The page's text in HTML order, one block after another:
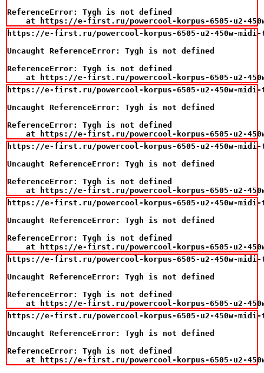
ReferenceError: Tygh is not defined
at https://e-first.ru/powercool-korpus-6505-u2-
https://e-first.ru/powercool-korpus-6505-u2-450w-midi-
Uncaught ReferenceError: Tygh is not defined
ReferenceError: Tygh is not defined
at https://e-first.ru/powercool-korpus-6505-u2-
https://e-first.ru/powercool-korpus-6505-u2-450w-midi-
Uncaught ReferenceError: Tygh is not defined
ReferenceError: Tygh is not defined
at https://e-first.ru/powercool-korpus-6505-u2-
https://e-first.ru/powercool-korpus-6505-u2-450w-midi-
Uncaught ReferenceError: Tygh is not defined
ReferenceError: Tygh is not defined
at https://e-first.ru/powercool-korpus-6505-u2-
https://e-first.ru/powercool-korpus-6505-u2-450w-midi-
Uncaught ReferenceError: Tygh is not defined
ReferenceError: Tygh is not defined
at https://e-first.ru/powercool-korpus-6505-u2-
https://e-first.ru/powercool-korpus-6505-u2-450w-midi-
Uncaught ReferenceError: Tygh is not defined
ReferenceError: Tygh is not defined
at https://e-first.ru/powercool-korpus-6505-u2-
https://e-first.ru/powercool-korpus-6505-u2-450w-midi-
Uncaught ReferenceError: Tygh is not defined
ReferenceError: Tygh is not defined
at https://e-first.ru/powercool-korpus-6505-u2-